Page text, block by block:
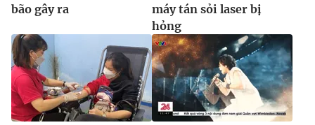
bão gây ra
máy tán sỏi laser bị
hỏng